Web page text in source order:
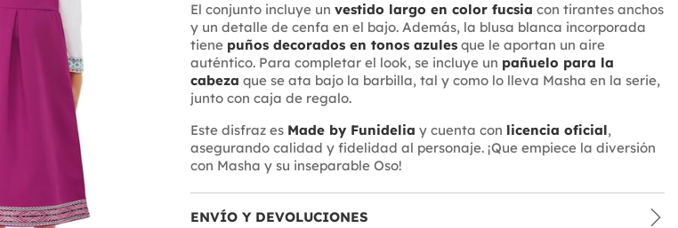
El conjunto incluye un vestido largo en color fucsia con tirantes anchos
y un detalle de cenfa en el bajo. Además, la blusa blanca incorporada
tiene puños decorados en tonos azulesque le aportan un aire
auténtico. Para completar el look, se incluye un pañuelo para la
cabeza que se ata bajo la barbilla, tal y como lo lleva Masha en la serie,
junto con caja de regalo.
Este disfraz es Made by Funidelia y cuenta con licencia oficial,
asegurando calidad y fidelidad al personaje. ¡Que empiece la diversión
con Masha y su inseparable Oso!
ENVÍO Y DEVOLUCIONES